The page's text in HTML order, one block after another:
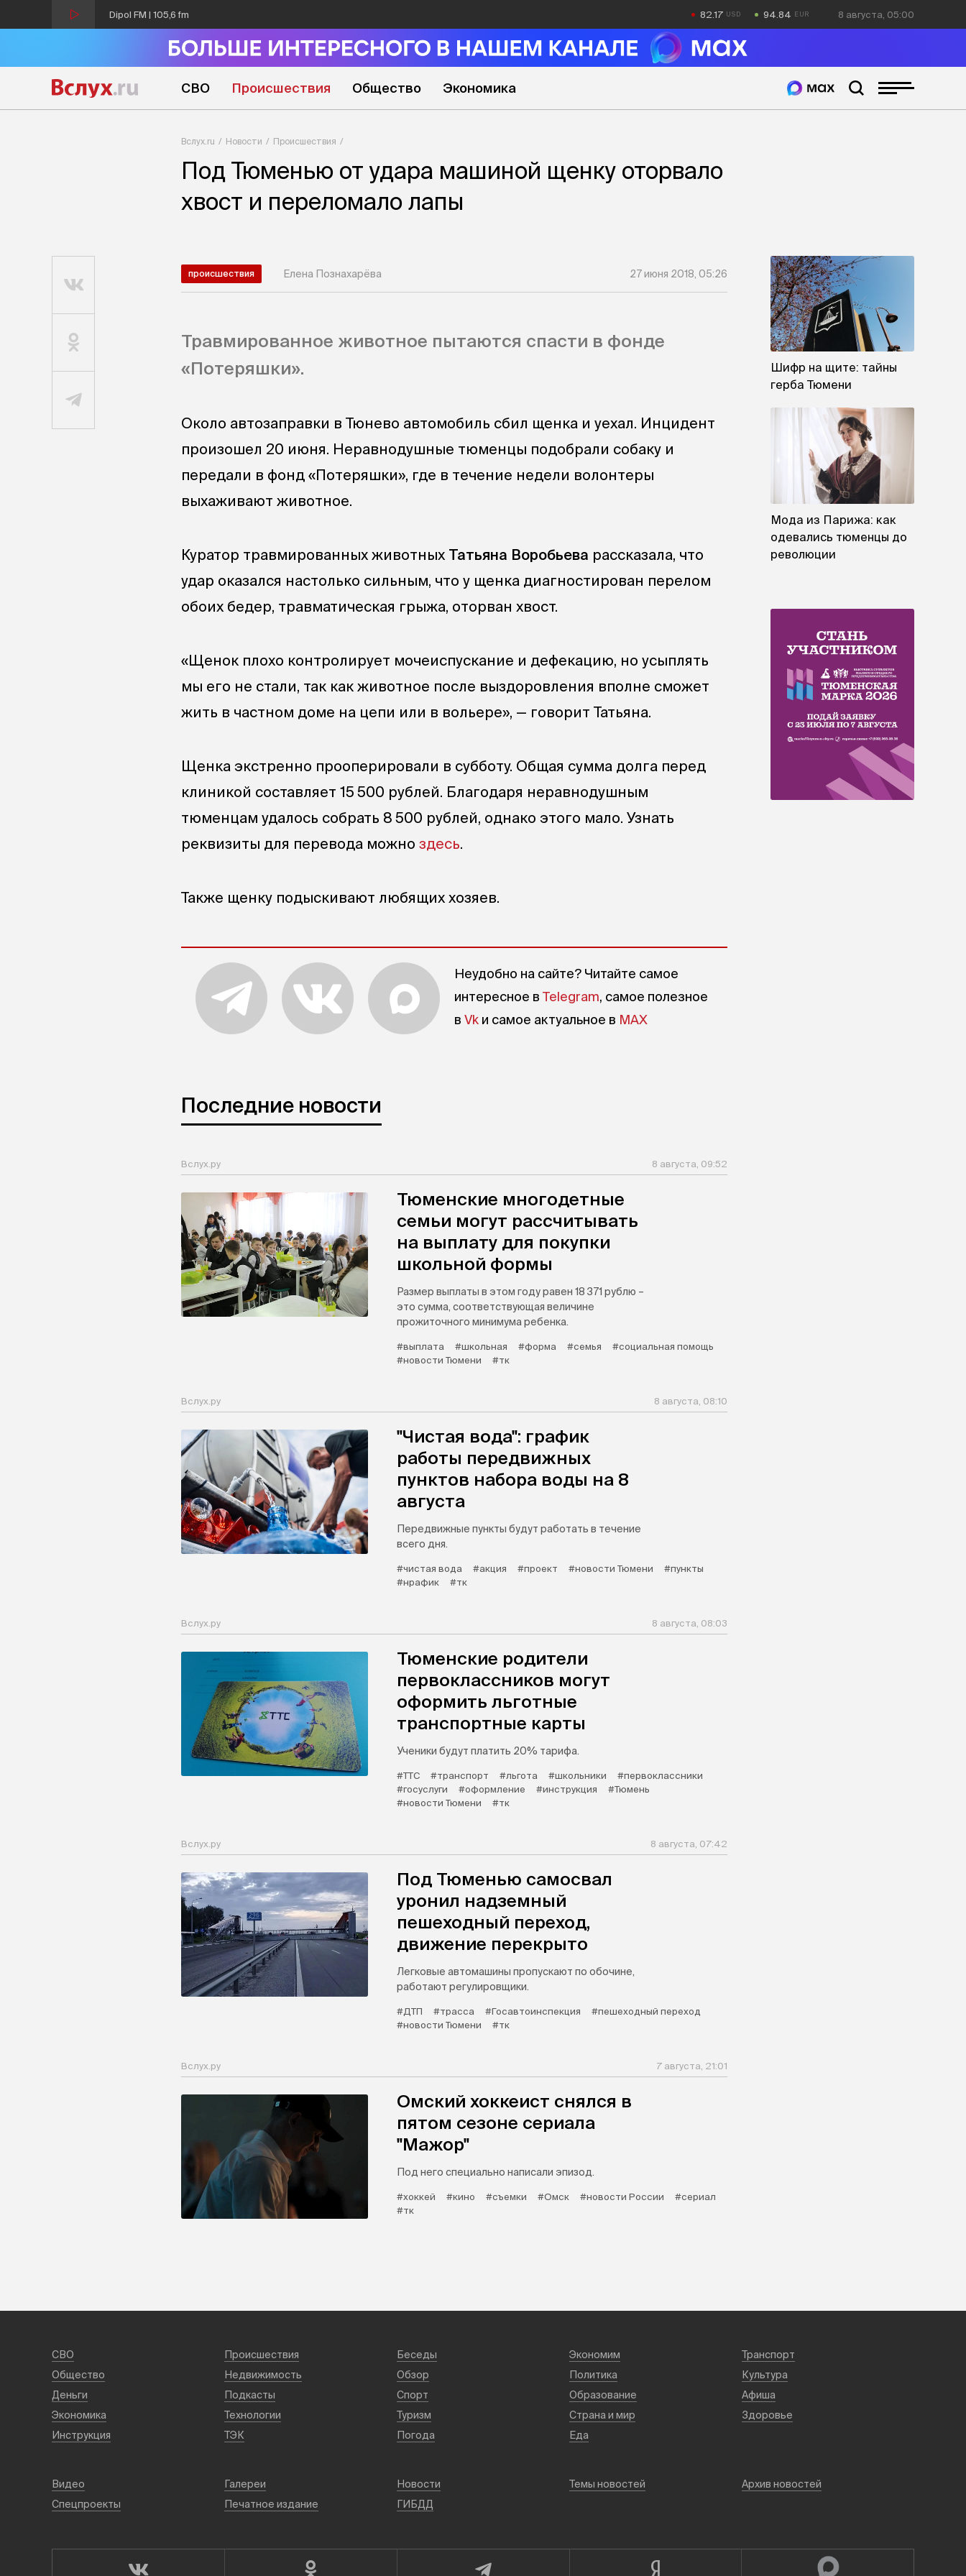
Dipol FM | 105,6 fm 82.17 94.84 8 августа, 05:00
СВО Происшествия Общество Экономика
Вслух.ru Новости Происшествия
Под Тюменью от удара машиной щенку оторвало
хвост и переломало лапы
происшествия Елена Познахарёва 27 июня 2018, 05:26
Травмированное животное пытаются спасти в фонде
«Потеряшки».
Около автозаправки в Тюнево автомобиль сбил щенка и уехал. Инцидент
произошел 20 июня. Неравнодушные тюменцы подобрали собаку и
передали в фонд «Потеряшки», где в течение недели волонтеры
выхаживают животное.
Куратор травмированных животных Татьяна Воробьева рассказала, что
удар оказался настолько сильным, что у щенка диагностирован перелом
обоих бедер, травматическая грыжа, оторван хвост.
«Щенок плохо контролирует мочеиспускание и дефекацию, но усыплять
мы его не стали, так как животное после выздоровления вполне сможет
жить в частном доме на цепи или в вольере», — говорит Татьяна.
Щенка экстренно прооперировали в субботу. Общая сумма долга перед
клиникой составляет 15 500 рублей. Благодаря неравнодушным
тюменцам удалось собрать 8 500 рублей, однако этого мало. Узнать
реквизиты для перевода можно здесь.
Также щенку подыскивают любящих хозяев.
Неудобно на сайте? Читайте самое
интересное в Telegram, самое полезное
в Vk и самое актуальное в MAX
Последние новости
Вслух.ру 8 августа, 09:52
Тюменские многодетные
семьи могут рассчитывать
на выплату для покупки
школьной формы
Размер выплаты в этом году равен 18 371 рублю –
это сумма, соответствующая величине
прожиточного минимума ребенка.
#выплата #школьная #форма #семья
#социальная помощь
#новости Тюмени
#тк
Вслух.ру 8 августа, 08:10
"Чистая вода": график
работы передвижных
пунктов набора воды на 8
августа
Передвижные пункты будут работать в течение
всего дня.
#чистая вода #акция #проект #новости Тюмени
#пункты
#нрафик
#тк
Вслух.ру 8 августа, 08:03
Тюменские родители
первоклассников могут
оформить льготные
транспортные карты
Ученики будут платить 20% тарифа.
#ТТС #транспорт #льгота #школьники
#первоклассники
#госуслуги
#оформление #инструкция
#Тюмень
#новости Тюмени
#тк
Вслух.ру 8 августа, 07:42
Под Тюменью самосвал
уронил надземный
пешеходный переход,
движение перекрыто
Легковые автомашины пропускают по обочине,
работают регулировщики.
#ДТП #трасса #Госавтоинспекция
#пешеходный переход
#новости Тюмени
#тк
Вслух.ру 7 августа, 21:01
Омский хоккеист снялся в
пятом сезоне сериала
"Мажор"
Под него специально написали эпизод.
#хоккей #кино #съемки #Омск #новости России
#сериал
#тк
Шифр на щите: тайны
герба Тюмени
Мода из Парижа: как
одевались тюменцы до
революции
СВО Происшествия Беседы Экономим
Транспорт
Общество
Недвижимость Обзор Политика
Культура
Деньги
Подкасты Спорт Образование
Афиша
Экономика
Технологии Туризм Страна и мир
Здоровье
Инструкция
ТЭК Погода Еда
Видео Галереи Новости Темы новостей
Архив новостей
Спецпроекты
Печатное издание ГИБДД